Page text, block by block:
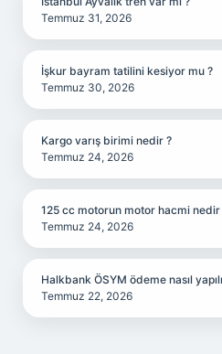
Temmuz 31, 2026
İşkur bayram tatilini kesiyor mu ?
Temmuz 30, 2026
Kargo varış birimi nedir ?
Temmuz 24, 2026
125 cc motorun motor hacmi nedir
Temmuz 24, 2026
Halkbank ÖSYM ödeme nasıl
Temmuz 22, 2026